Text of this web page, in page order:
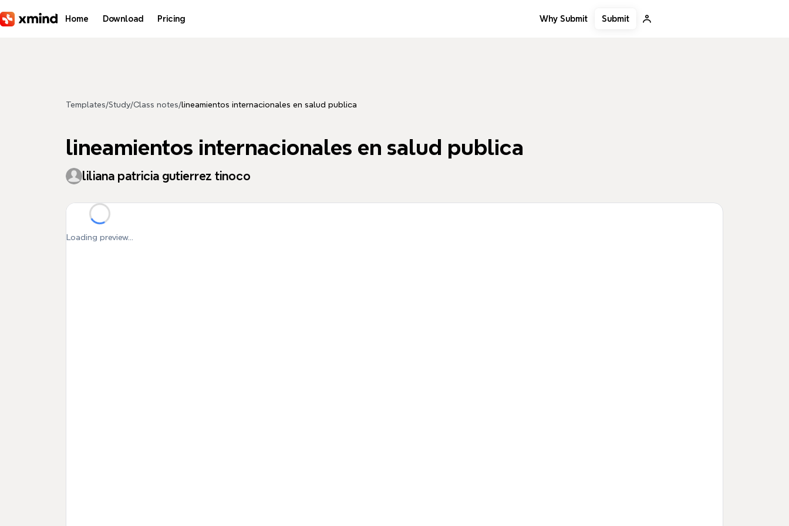
Home Download Pricing Why Submit Submit
Templates/Study/Class notes/lineamientos internacionales en salud publica
lineamientos internacionales en salud publica
liliana patricia gutierrez tinoco
Loading preview...